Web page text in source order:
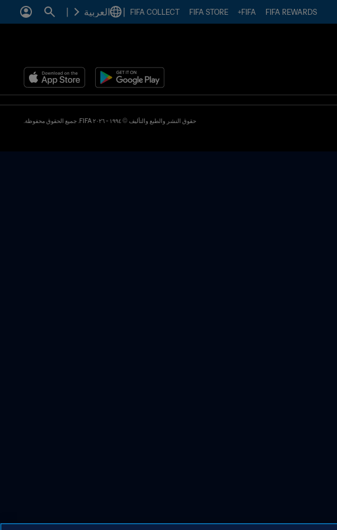
FIFA REWARDS
FIFA+
FIFA STORE
FIFA COLLECT العربية
حقوق النشر والطبع والتأليف © ١٩٩٤ - ٢٠٢٦ FIFA. جميع الحقوق محفوظة.